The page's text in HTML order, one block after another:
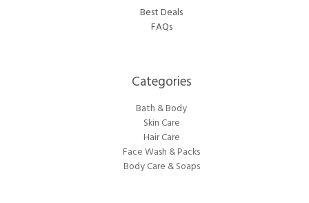
Best Deals
FAQs
Categories​
Bath & Body
Skin Care
Hair Care
Face Wash & Packs
Body Care & Soaps